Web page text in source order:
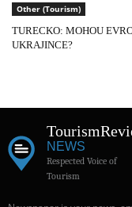
Other (Tourism)
TURECKO: MOHOU
UKRAJINCE?
Tourism
NEWS
Respected Voice of
Tourism